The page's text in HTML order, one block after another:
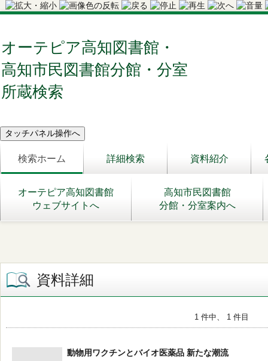
オーテピア高知図書館・
高知市民図書館分館・分室
所蔵検索
検索ホーム 詳細検索 資料紹介
オーテピア高知図書館
ウェブサイトへ
高知市民図書館
分館・分室案内へ
資料詳細
1 件中、 1 件目
動物用ワクチンとバイオ医薬品 新たな潮流